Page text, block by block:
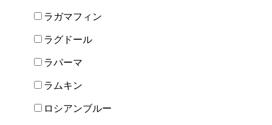
ラガマフィン
ラグドール
ラパーマ
ラムキン
ロシアンブルー